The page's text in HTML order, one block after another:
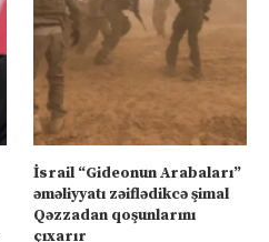
İsrail “Gideonun Arabaları”
əməliyyatı zəiflədikcə şimal
Qəzzadan qoşunlarını
çıxarır